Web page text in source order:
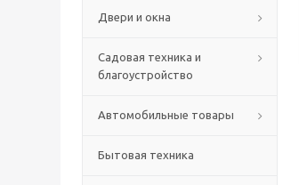
Двери и окна
Садовая техника и
благоустройство
Автомобильные товары
Бытовая техника